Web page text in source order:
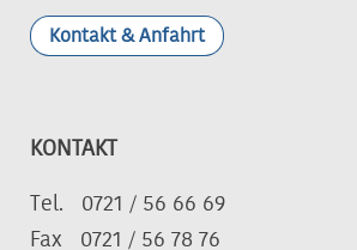
Kontakt & Anfahrt
KONTAKT
Tel. 0721 / 56 66 69
Fax 0721 / 56 78 76